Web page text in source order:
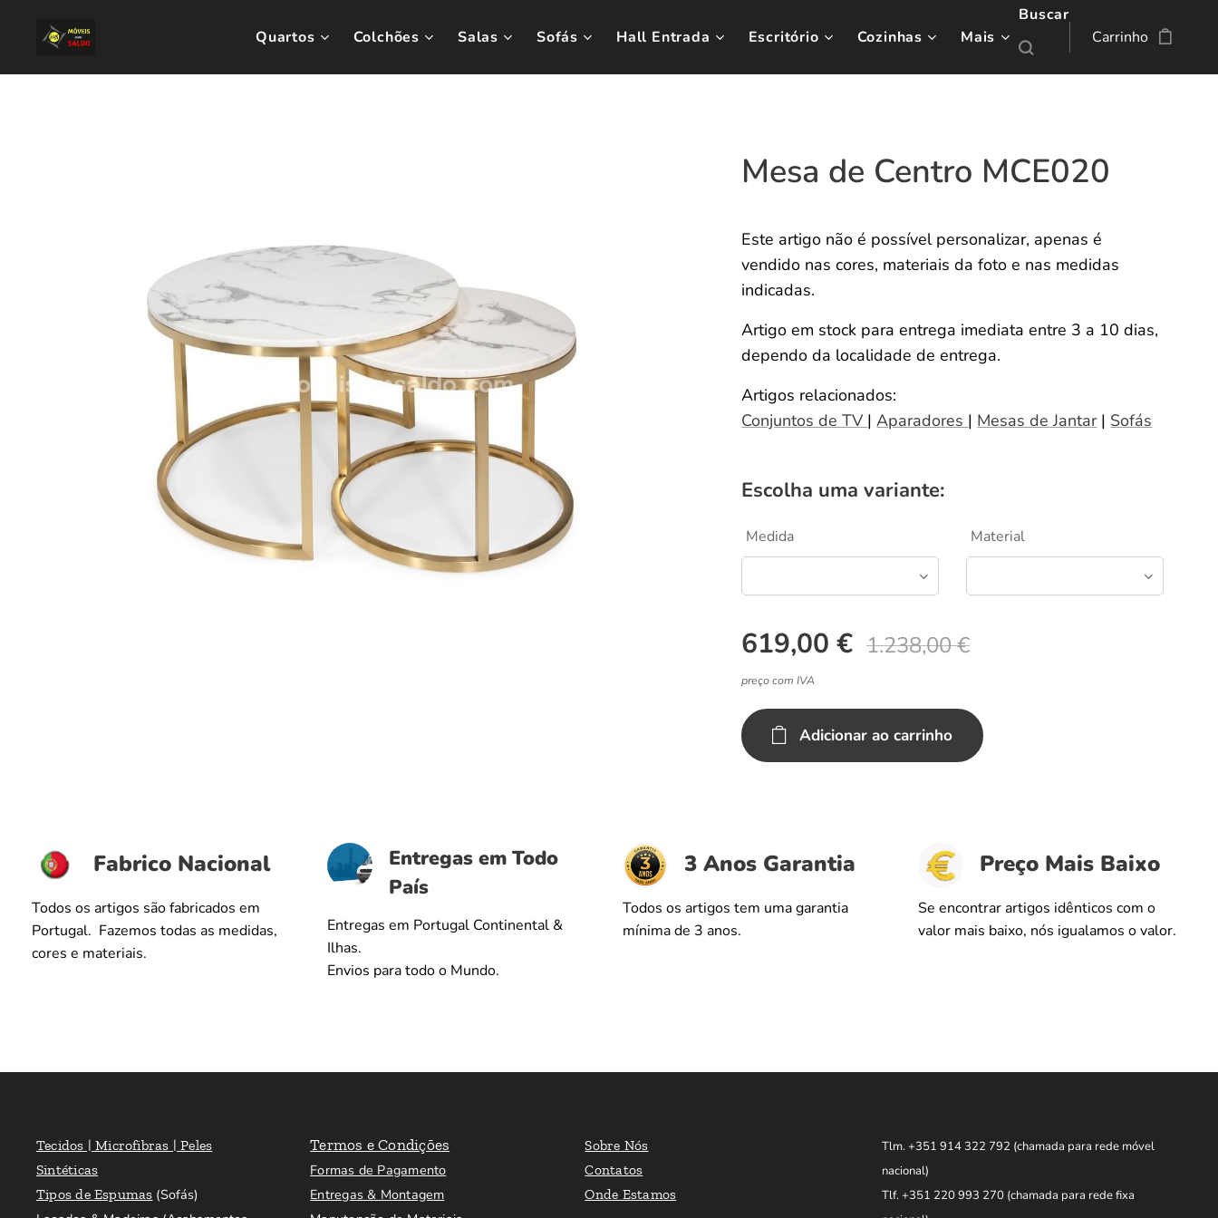
Quartos Colchões Salas Sofás Hall Entrada Escritório Cozinhas Mais
Buscar
Carrinho
Mesa de Centro MCE020
Este artigo não é possível personalizar, apenas é
vendido nas cores, materiais da foto e nas medidas
indicadas.
Artigo em stock para entrega imediata entre 3 a 10 dias,
dependo da localidade de entrega.
Artigos relacionados:
Conjuntos de TV |Aparadores | Mesas de Jantar| Sofás
Escolha uma variante:
Medida Material
619,00 € 1.238,00€
preço com IVA
Adicionar ao carrinho
Fabrico Nacional
Todos os artigos são fabricados em
Portugal. Fazemos todas as medidas,
cores e materiais.
Entregas em Todo
País
Entregas em Portugal Continental &
Ilhas.
Envios para todo o Mundo.
3 Anos Garantia
Todos os artigos tem uma garantia
mínima de 3 anos.
Preço Mais Baixo
Se encontrar artigos idênticos com o
valor mais baixo, nós igualamos o valor.
Tecidos | Microfibras | Peles
Sintéticas
Tipos de Espumas (Sofás)
Termos e Condições
Formas de Pagamento
Entregas & Montagem
Sobre Nós
Contatos
Onde Estamos
Tlm. +351 914 322 792 (chamada para rede móvel
nacional)
Tlf. +351 220 993 270 (chamada para rede fixa